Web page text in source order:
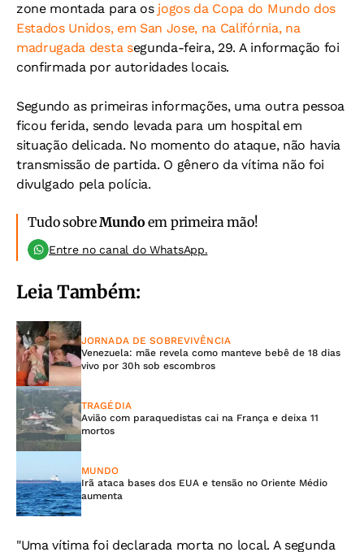
zone montada para os jogos da Copa do Mundo dos
Estados Unidos, em San Jose, na Califórnia, na
madrugada desta segunda-feira, 29. A informação foi
confirmada por autoridades locais.
Segundo as primeiras informações, uma outra pessoa
ficou ferida, sendo levada para um hospital em
situação delicada. No momento do ataque, não havia
transmissão de partida. O gênero da vítima não foi
divulgado pela polícia.
Tudo sobreMundo em primeira mão!
Entre no canal do WhatsApp.
Leia Também:
JORNADA DE SOBREVIVÊNCIA
Venezuela: mãe revela como manteve bebê de 18 dias
vivo por 30h sob escombros
TRAGÉDIA
Avião com paraquedistas cai na França e deixa 11
mortos
MUNDO
Irã ataca bases dos EUA e tensão no Oriente Médio
aumenta
"Uma vítima foi declarada morta no local. A segunda